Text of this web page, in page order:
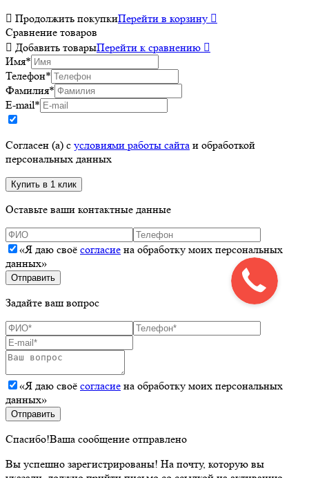
 Продолжить покупкиПерейти в корзину 
Сравнение товаров
 Добавить товарыПерейти к сравнению 
Имя*
Телефон*
Фамилия*
E-mail*
Согласен (а) с условиями работы сайта и обработкой
персональных данных
Оставьте ваши контактные данные
«Я даю своё согласие на обработку моих персональных
данных»
Задайте ваш вопрос
«Я даю своё согласие на обработку моих персональных
данных»
Спасибо!Ваша сообщение отправлено
Вы успешно зарегистрированы! На почту, которую вы